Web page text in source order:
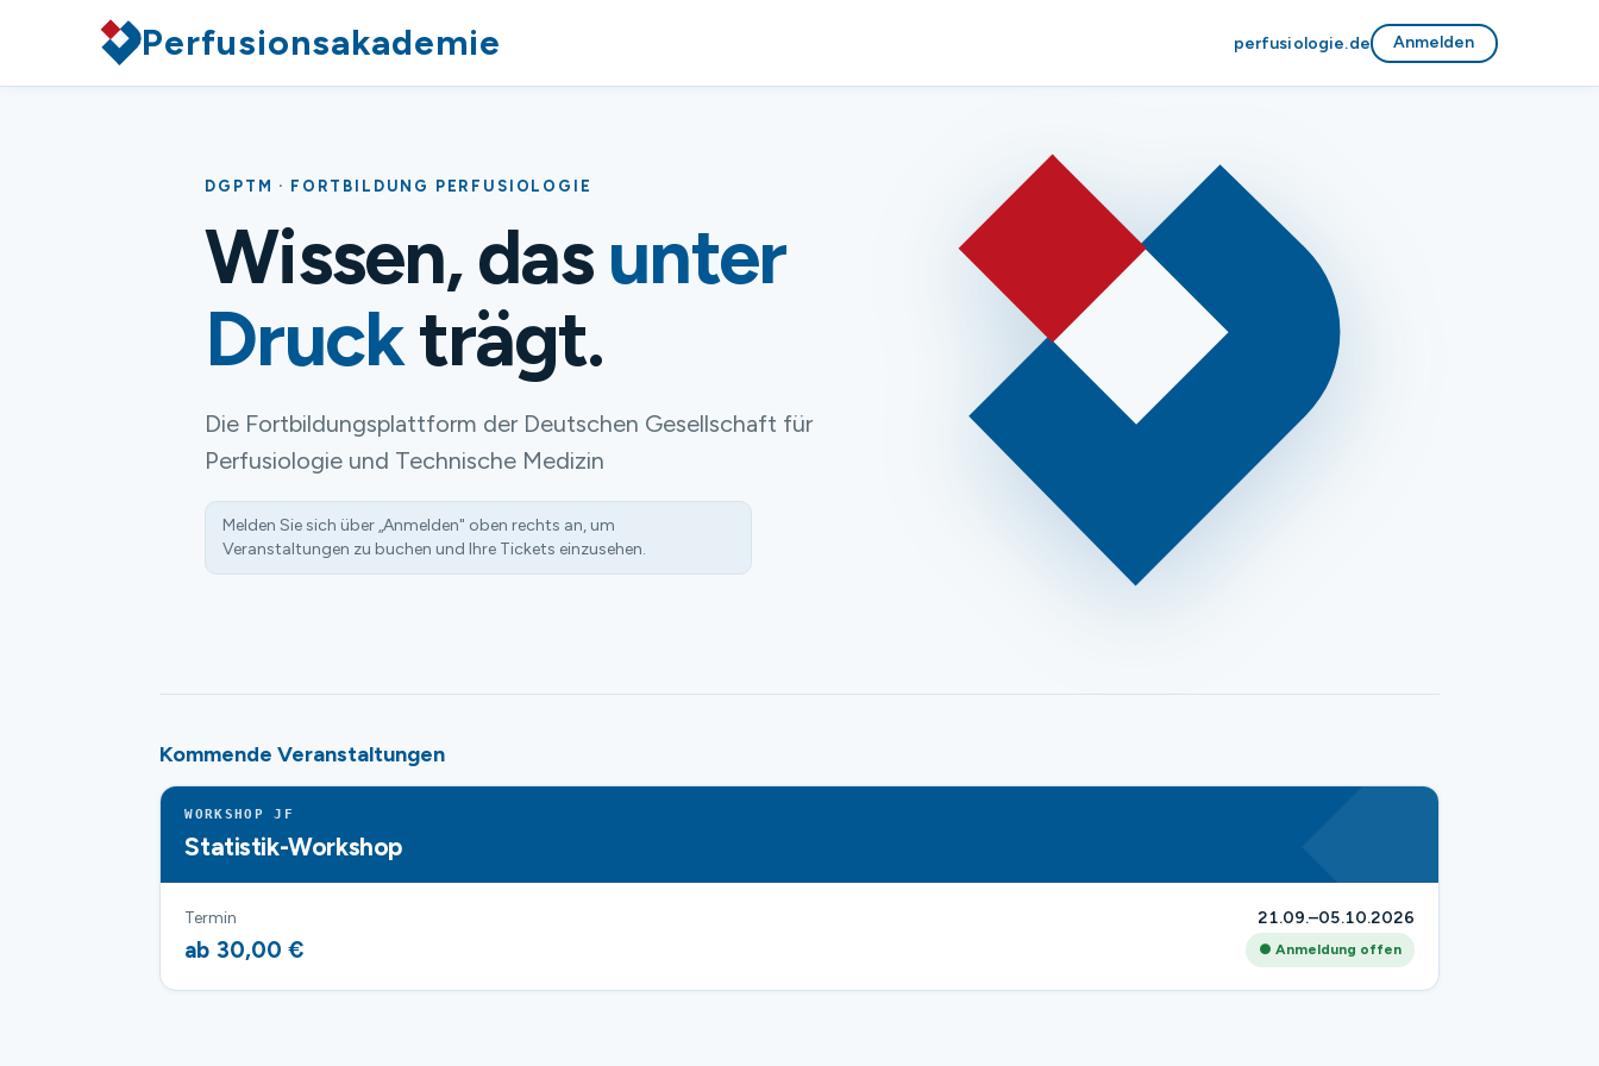
Perfusionsakademie perfusiologie.de Anmelden
DGPTM · FORTBILDUNG PERFUSIOLOGIE
Wissen, dasunter
Druckträgt.
Die Fortbildungsplattform der Deutschen Gesellschaft für
Perfusiologie und Technische Medizin
Melden Sie sich über „Anmelden" oben rechts an, um
Veranstaltungen zu buchen und Ihre Tickets einzusehen.
Kommende Veranstaltungen
WORKSHOP JF
Statistik-Workshop
Termin 21.09.–05.10.2026
ab 30,00 € ● Anmeldung offen